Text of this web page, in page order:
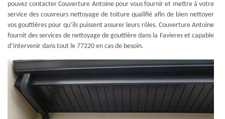
pouvez contacter Couverture Antoine pour vous fournir et mettre à votre
service des couvreurs nettoyage de toiture qualifié afin de bien nettoyer
vos gouttières pour qu’ils puissent assurer leurs rôles. Couverture Antoine
fournit des services de nettoyage de gouttière dans la Favieres et capable
d’intervenir dans tout le 77220 en cas de besoin.